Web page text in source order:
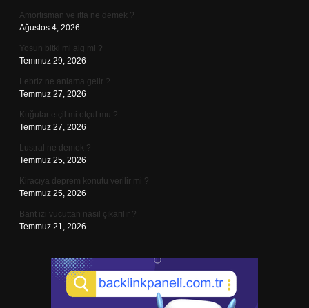
Amortisman ve itfa ne demek ?
Ağustos 4, 2026
Yosun bitki mi alg mi ?
Temmuz 29, 2026
Lebriz ne anlama gelir ?
Temmuz 27, 2026
Kuğular etçil mi otçul mu ?
Temmuz 27, 2026
Lustral ne demek ?
Temmuz 25, 2026
Kiracıya deprem konutu verilir mi ?
Temmuz 25, 2026
Bant izi vücuttan nasıl çıkarılır ?
Temmuz 21, 2026